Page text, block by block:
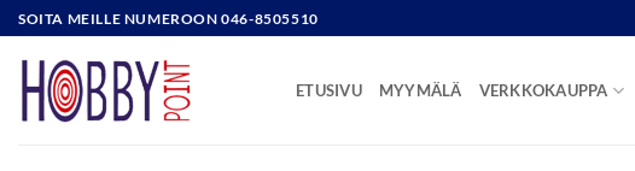
Skip
to
content
SOITA MEILLE NUMEROON 046-8505510
ETUSIVU MYYMÄLÄ VERKKOKAUPPA